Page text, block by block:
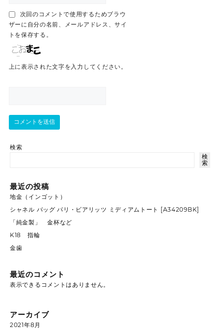
検索
検
索
最近の投稿
地金（インゴット）
シャネル バッグ パリ・ビアリッツ ミディアムトート [A34209BK]
「純金製」 金杯など
K18 指輪
金歯
最近のコメント
表示できるコメントはありません。
次回のコメントで使用するためブラウ
ザーに自分の名前、メールアドレス、サイ
トを保存する。
上に表示された文字を入力してください。
アーカイブ
2021年8月